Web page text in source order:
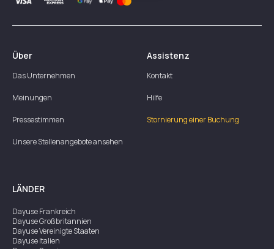
Über
Das Unternehmen
Meinungen
Pressestimmen
Unsere Stellenangebote ansehen
Assistenz
Kontakt
Hilfe
Stornierung einer Buchung
LÄNDER
DayuseFrankreich
DayuseGroßbritannien
DayuseVereinigte Staaten
DayuseItalien